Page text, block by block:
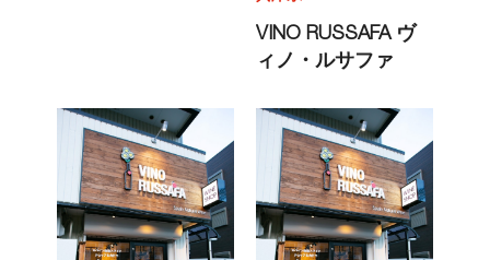
VINO RUSSAFA ヴ
ィノ・ルサファ